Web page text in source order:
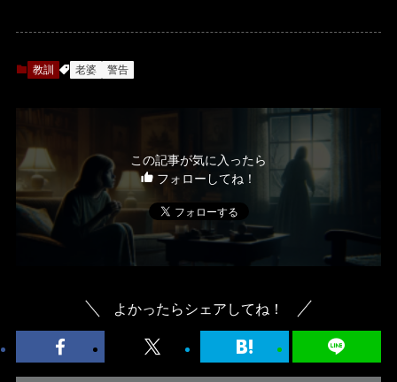
教訓 老婆 警告
この記事が気に入ったら
フォローしてね！
よかったらシェアしてね！